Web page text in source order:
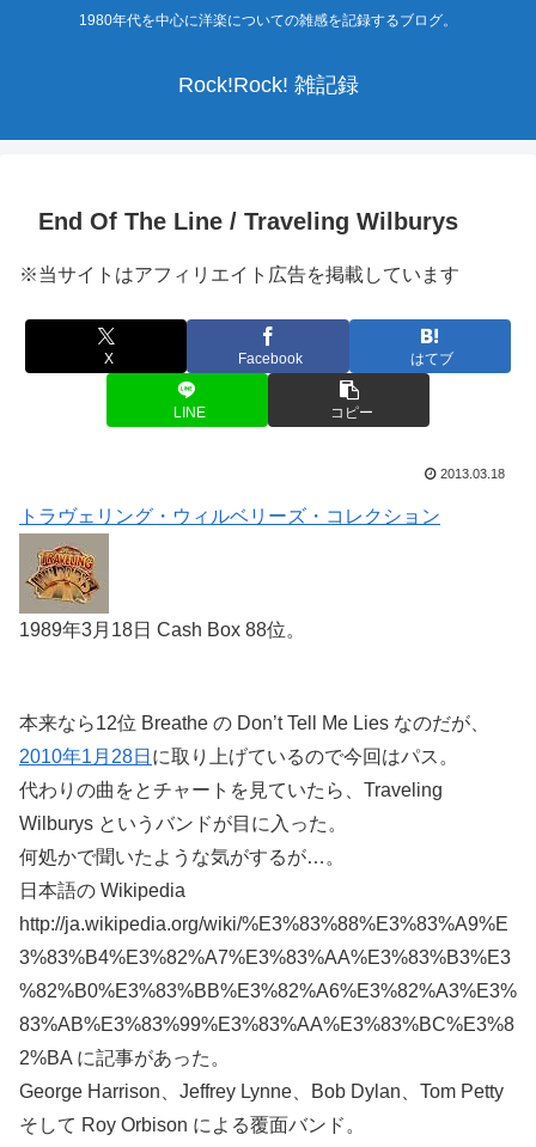
1980年代を中心に洋楽についての雑感を記録するブログ。
Rock!Rock! 雑記録
End Of The Line / Traveling Wilburys
※当サイトはアフィリエイト広告を掲載しています
X Facebook はてブ
LINE コピー
2013.03.18
トラヴェリング・ウィルベリーズ・コレクション
1989年3月18日 Cash Box 88位。
本来なら12位 Breathe の Don’t Tell Me Lies なのだが、
2010年1月28日 に取り上げているので今回はパス。
代わりの曲をとチャートを見ていたら、Traveling
Wilburys というバンドが目に入った。
何処かで聞いたような気がするが…。
日本語の Wikipedia
http://ja.wikipedia.org/wiki/%E3%83%88%E3%83%A9%E
3%83%B4%E3%82%A7%E3%83%AA%E3%83%B3%E3
%82%B0%E3%83%BB%E3%82%A6%E3%82%A3%E3%
83%AB%E3%83%99%E3%83%AA%E3%83%BC%E3%8
2%BA に記事があった。
George Harrison、Jeffrey Lynne、Bob Dylan、Tom Petty
そして Roy Orbison による覆面バンド。